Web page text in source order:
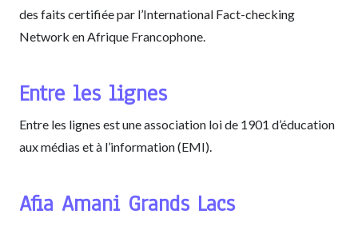
des faits certifiée par l’International Fact-checking
Network en Afrique Francophone.
Entre les lignes
Entre les lignes est une association loi de 1901 d’éducation
aux médias et à l’information (EMI).
Afia Amani Grands Lacs